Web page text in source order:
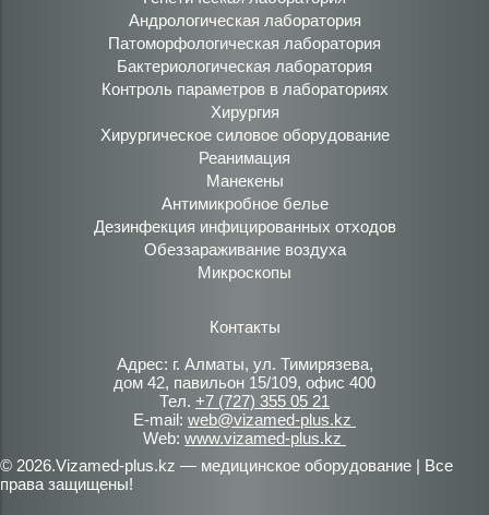
Андрологическая лаборатория
Патоморфологическая лаборатория
Бактериологическая лаборатория
Контроль параметров в лабораториях
Хирургия
Хирургическое силовое оборудование
Реанимация
Манекены
Антимикробное белье
Дезинфекция инфицированных отходов
Обеззараживание воздуха
Микроскопы
Контакты
Адрес: г. Алматы, ул. Тимирязева,
дом 42, павильон 15/109, офис 400
Тел. +7 (727) 355 05 21
E-mail: web@vizamed-plus.kz
Web: www.vizamed-plus.kz
© 2026.Vizamed-plus.kz — медицинское оборудование | Все
права защищены!